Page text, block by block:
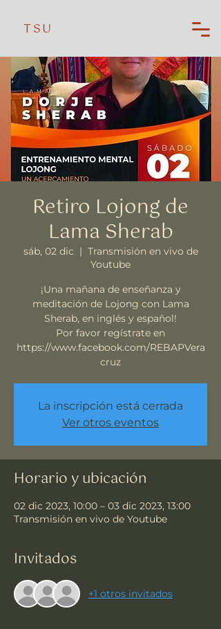
TSU
Retiro Lojong de
Lama Sherab
sáb, 02 dic
  |
Transmisión en vivo de
Youtube
¡Una mañana de enseñanza y
meditación de Lojong con Lama
Sherab, en inglés y español!
Por favor regístrate en
https://www.facebook.com/REBAPVera
cruz
La inscripción está cerrada
Ver otros eventos
Horario y ubicación
02 dic 2023, 10:00 – 03 dic 2023, 13:00
Transmisión en vivo de Youtube
Invitados
+1 otros invitados